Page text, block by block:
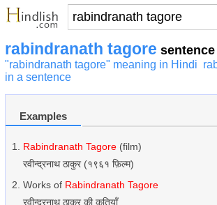
rabindranath tagore
"rabindranath tagore" meaning in Hindi
in a sentence
Examples
Rabindranath Tagore (film)
रवीन्द्रनाथ ठाकुर (१९६१ फ़िल्म)
Works of Rabindranath Tagore
रवीन्द्रनाथ ठाकुर की कृतियाँ